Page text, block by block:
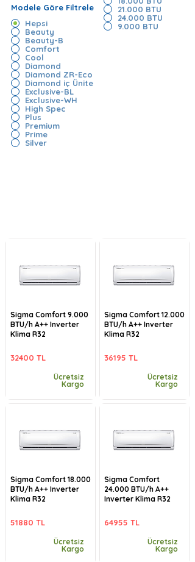
Modele Göre Filtrele
Hepsi
Beauty
Beauty-B
Comfort
Cool
Diamond
Diamond ZR-Eco
Diamond iç Ünite
Exclusive-BL
Exclusive-WH
High Spec
Plus
Premium
Prime
Silver
21.000 BTU
24.000 BTU
9.000 BTU
Sigma Comfort 9.000
BTU/h A++ Inverter
Klima R32
32400 TL
Ücretsiz
Kargo
Sigma Comfort 18.000
BTU/h A++ Inverter
Klima R32
51880 TL
Ücretsiz
Kargo
Sigma Comfort 12.000
BTU/h A++ Inverter
Klima R32
36195 TL
Ücretsiz
Kargo
Sigma Comfort
24.000 BTU/h A++
Inverter Klima R32
64955 TL
Ücretsiz
Kargo